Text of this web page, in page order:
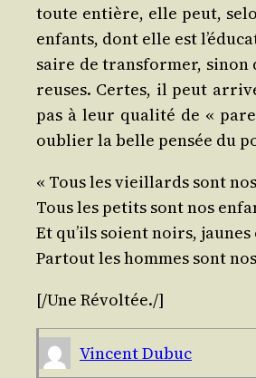
toute entière, elle peut,
enfants, dont elle est
saire de trans­for­mer,
reuses. Certes, il peut
pas à leur qua­li­té de «
oublier la belle pen­sée du
« Tous les vieillards sont
Tous les petits sont nos
Et qu’ils soient noirs, jaunes
Par­tout les hommes sont
[/​Une Révol­tée./​]
Vincent Dubuc